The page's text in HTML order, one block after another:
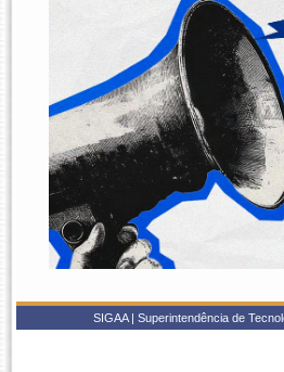
SIGAA | Superintendência de